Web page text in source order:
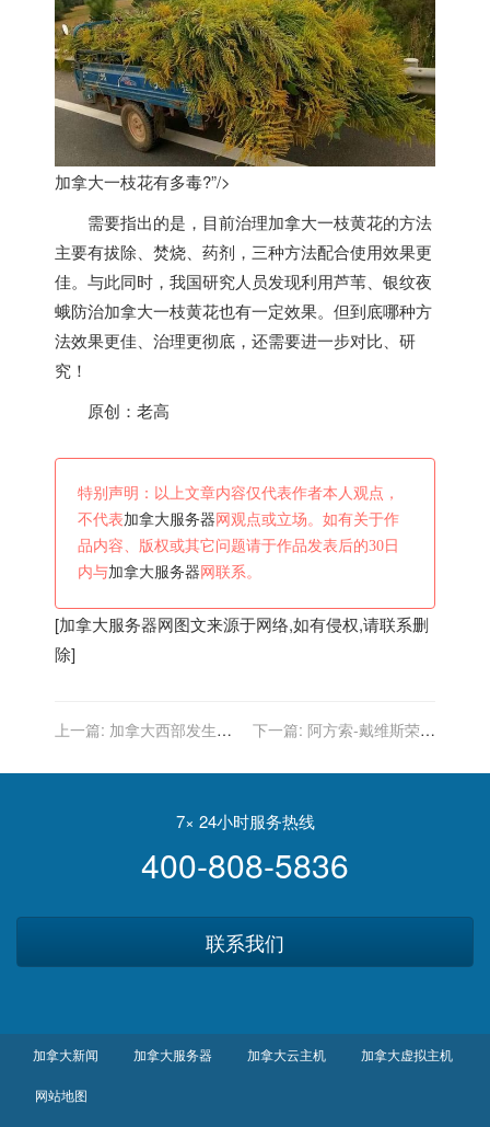
加拿大一枝花有多毒?”/>
需要指出的是，目前治理加拿大一枝黄花的方法
主要有拔除、焚烧、药剂，三种方法配合使用效果更
佳。与此同时，我国研究人员发现利用芦苇、银纹夜
蛾防治加拿大一枝黄花也有一定效果。但到底哪种方
法效果更佳、治理更彻底，还需要进一步对比、研
究！
原创：老高
特别声明：以上文章内容仅代表作者本人观点，
不代表加拿大服务器 网观点或立场。如有关于作
品内容、版权或其它问题请于作品发表后的30日
内与加拿大服务器 网联系。
[加拿大服务器网图文来源于网络,如有侵权,请联系删
除]
上一篇: 加拿大西部发生山
下一篇: 阿方索-戴维斯荣获
7× 24小时服务热线
400-808-5836
联系我们
加拿大新闻 加拿大服务器 加拿大云主机 加拿大虚拟主机
网站地图